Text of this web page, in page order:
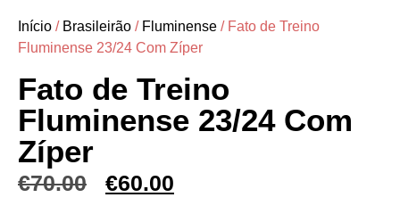
Início / Brasileirão / Fluminense / Fato de Treino
Fluminense 23/24 Com Zíper
Fato de Treino
Fluminense 23/24 Com
Zíper
€70.00 €60.00